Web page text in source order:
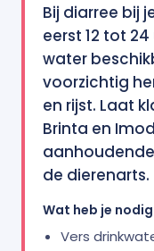
Bij diarree bij
eerst 12 tot
water
voorzichtig
en rijst. Laat
Brinta en
de dierenarts.
Wat heb je nodig
Vers